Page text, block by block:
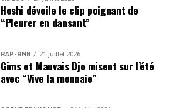
Hoshi dévoile le clip poignant de
“Pleurer en dansant”
RAP-RNB 21 juillet 2026
Gims et Mauvais Djo misent sur l’été
avec “Vive la monnaie”